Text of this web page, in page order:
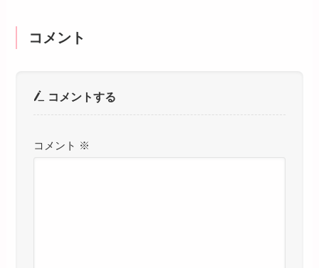
コメント
コメントする
コメント ※